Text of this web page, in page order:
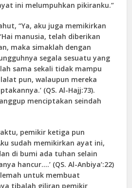
ini melumpuhkan pikiranku.”
“Ya, aku juga memikirkan
manusia, telah diberikan
maka simaklah dengan
segala sesuatu yang
sama sekali tidak mampu
pun, walaupun mereka
(QS. Al-Hajj:73).
menciptakan seindah
pemikir ketiga pun
sudah memikirkan ayat ini,
di bumi ada tuhan selain
hancur….’ (QS. Al-Anbiya’:22)
untuk membuat
tibalah giliran pemikir